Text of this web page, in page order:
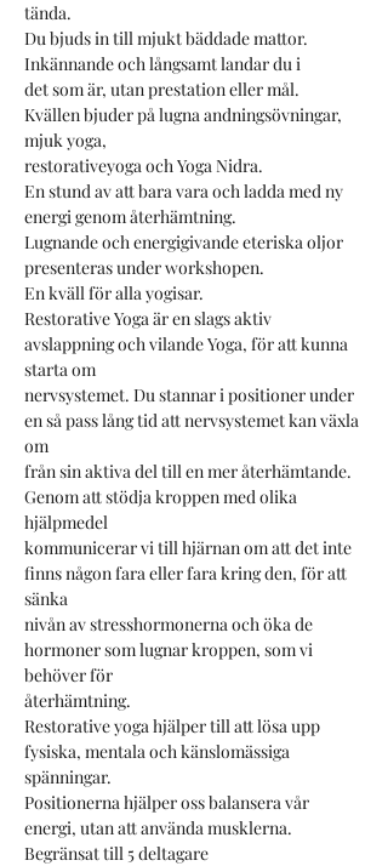
tända.
Du bjuds in till mjukt bäddade mattor.
Inkännande och långsamt landar du i
det som är, utan prestation eller mål.
Kvällen bjuder på lugna andningsövningar,
mjuk yoga,
restorativeyoga och Yoga Nidra.
En stund av att bara vara och ladda med ny
energi genom återhämtning.
Lugnande och energigivande eteriska oljor
presenteras under workshopen.
En kväll för alla yogisar.
Restorative Yoga är en slags aktiv
avslappning och vilande Yoga, för att kunna
starta om
nervsystemet. Du stannar i positioner under
en så pass lång tid att nervsystemet kan växla
om
från sin aktiva del till en mer återhämtande.
Genom att stödja kroppen med olika
hjälpmedel
kommunicerar vi till hjärnan om att det inte
finns någon fara eller fara kring den, för att
sänka
nivån av stresshormonerna och öka de
hormoner som lugnar kroppen, som vi
behöver för
återhämtning.
Restorative yoga hjälper till att lösa upp
fysiska, mentala och känslomässiga
spänningar.
Positionerna hjälper oss balansera vår
energi, utan att använda musklerna.
Begränsat till 5 deltagare